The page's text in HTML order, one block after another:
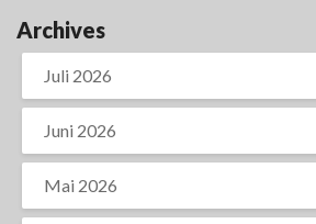
Archives
Juli 2026
Juni 2026
Mai 2026